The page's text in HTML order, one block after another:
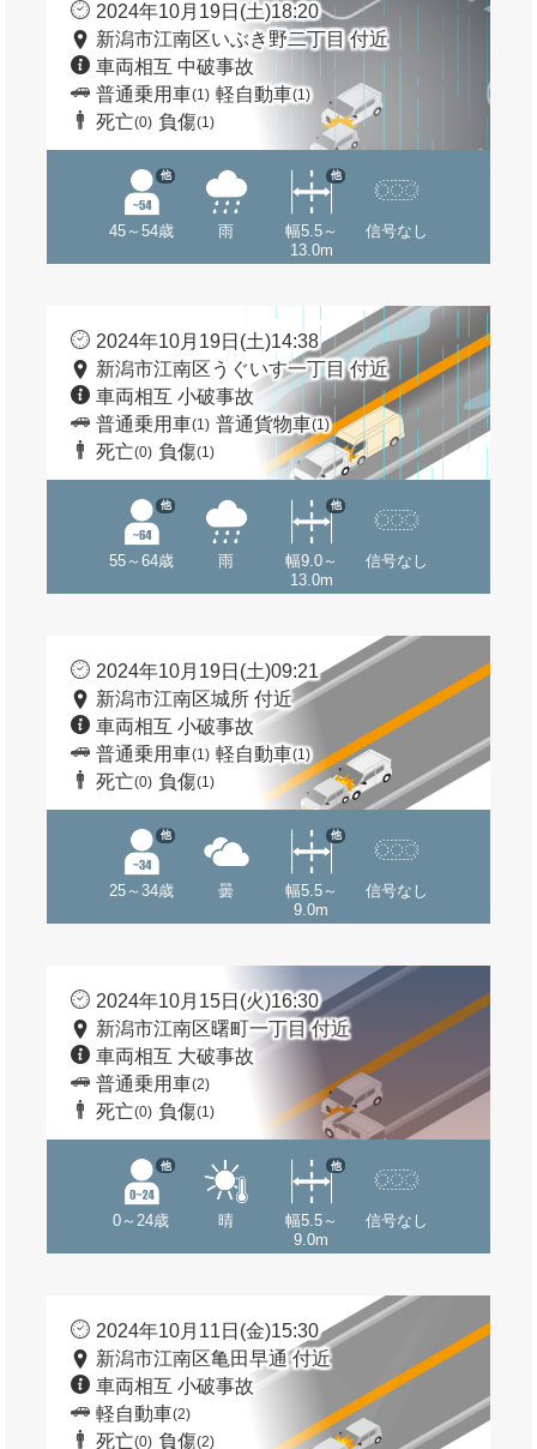
2024年10月19日(土)18:20
新潟市江南区いぶき野二丁目 付近
車両相互 中破事故
普通乗用車(1) 軽自動車(1)
死亡(0) 負傷(1)
45～54歳
他
雨
幅5.5～
13.0m
他
信号なし
2024年10月19日(土)14:38
新潟市江南区うぐいす一丁目 付近
車両相互 小破事故
普通乗用車(1) 普通貨物車(1)
死亡(0) 負傷(1)
55～64歳
他
雨
幅9.0～
13.0m
他
信号なし
2024年10月19日(土)09:21
新潟市江南区城所 付近
車両相互 小破事故
普通乗用車(1) 軽自動車(1)
死亡(0) 負傷(1)
25～34歳
他
曇
幅5.5～
9.0m
他
信号なし
2024年10月15日(火)16:30
新潟市江南区曙町一丁目 付近
車両相互 大破事故
普通乗用車(2)
死亡(0) 負傷(1)
0～24歳
他
晴
幅5.5～
9.0m
他
信号なし
2024年10月11日(金)15:30
新潟市江南区亀田早通 付近
車両相互 小破事故
軽自動車(2)
死亡(0) 負傷(2)